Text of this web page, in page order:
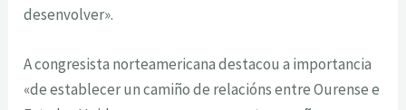
desenvolver».
A congresista norteamericana destacou a importancia
«de establecer un camiño de relacións entre Ourense e